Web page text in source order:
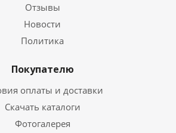
Отзывы
Новости
Политика
Покупателю
оплаты и доставки
Скачать каталоги
Фотогалерея